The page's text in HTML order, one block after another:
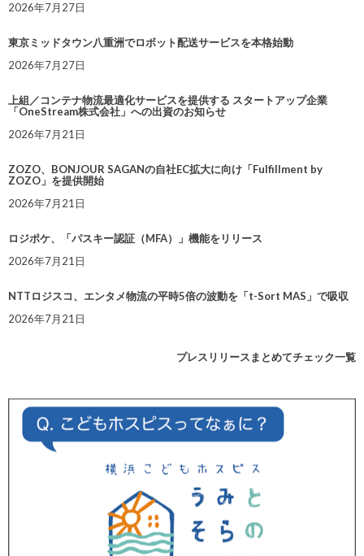
2026年7月27日
東京ミッドタウン八重洲でロボット配送サービスを本格始動
2026年7月27日
上組／コンテナ物流最適化サービスを提供する スタートアップ企業
「OneStream株式会社」への出資のお知らせ
2026年7月21日
ZOZO、BONJOUR SAGANの自社EC拡大に向け「Fulfillment by
ZOZO」を提供開始
2026年7月21日
ロジポケ、「パスキー認証（MFA）」機能をリリース
2026年7月21日
NTTロジスコ、エンタメ物流の平時5倍の波動を「t-Sort MAS」で吸収
2026年7月21日
プレスリリースまとめてチェック一覧